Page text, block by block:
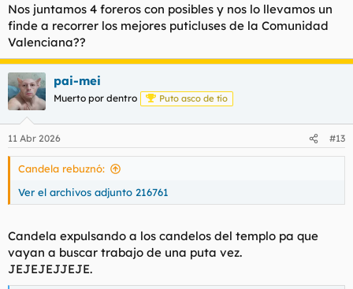
:
Nos juntamos 4 foreros con posibles y nos lo llevamos un
finde a recorrer los mejores puticluses de la Comunidad
Valenciana??
pai-mei
Muerto por dentro Puto asco de tío
11 Abr 2026 #13
Candela rebuznó:
Ver el archivos adjunto 216761
Candela expulsando a los candelos del templo pa que
vayan a buscar trabajo de una puta vez.
JEJEJEJJEJE.